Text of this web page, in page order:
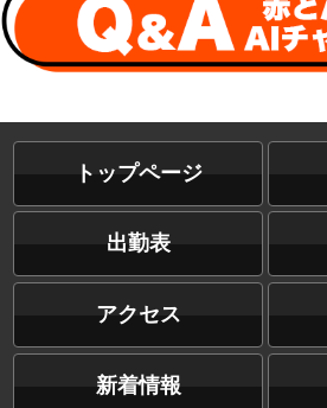
トップページ
出勤表
アクセス
新着情報